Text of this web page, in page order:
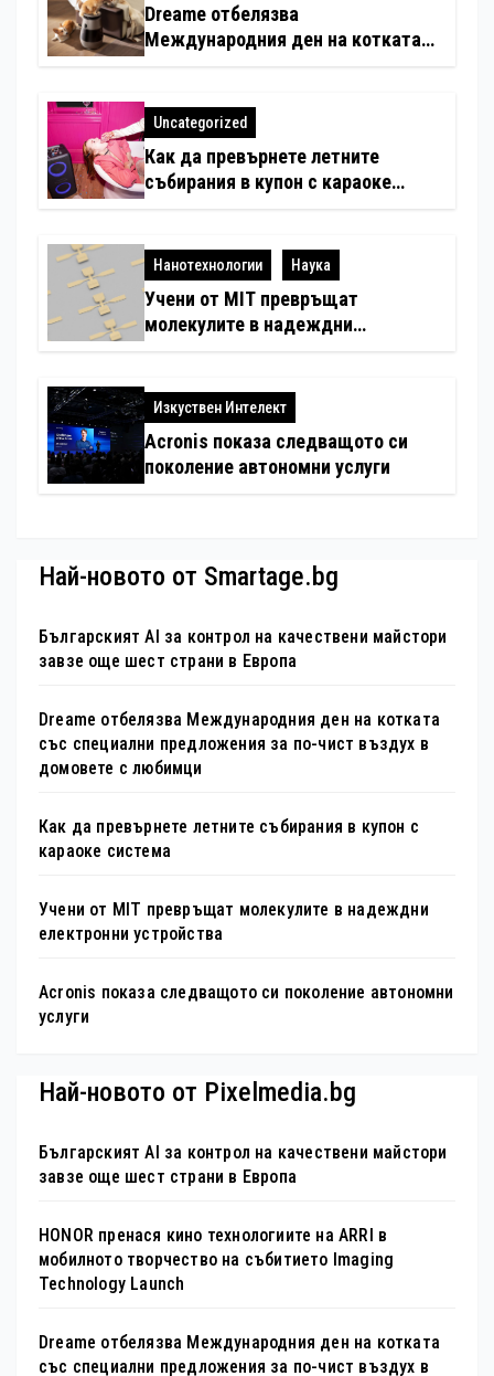
Dreame отбелязва
Международния ден на котката
любимци
Uncategorized
Как да превърнете летните
събирания в купон с караоке
Нанотехнологии Наука
Учени от MIT превръщат
молекулите в надеждни
Изкуствен Интелект
Acronis показа следващото си
поколение автономни услуги
Най-новото от Smartage.bg
Българският AI за контрол на качествени майстори
завзе още шест страни в Европа
Dreame отбелязва Международния ден на котката
със специални предложения за по-чист въздух в
домовете с любимци
Как да превърнете летните събирания в купон с
караоке система
Учени от MIT превръщат молекулите в надеждни
електронни устройства
Acronis показа следващото си поколение автономни
услуги
Най-новото от Pixelmedia.bg
Българският AI за контрол на качествени майстори
завзе още шест страни в Европа
HONOR пренася кино технологиите на ARRI в
мобилното творчество на събитието Imaging
Technology Launch
Dreame отбелязва Международния ден на котката
със специални предложения за по-чист въздух в